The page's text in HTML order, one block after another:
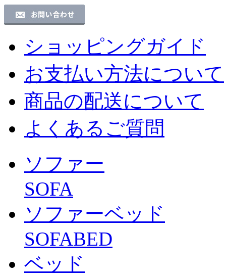
ショッピングガイド
お支払い方法について
商品の配送について
よくあるご質問
ソファー
SOFA
ソファーベッド
SOFABED
ベッド